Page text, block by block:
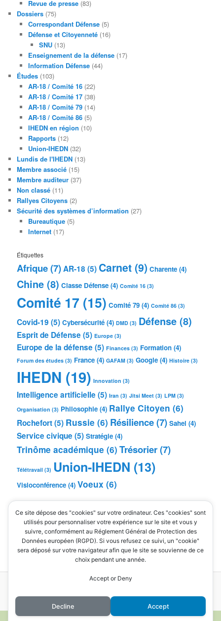
Revue de presse(83)
Dossiers (75)
Correspondant Défense(5)
Défense et Citoyenneté(16)
SNU (13)
Enseignement de la défense(17)
Information Défense(44)
Études (103)
AR-18 / Comité 16(22)
AR-18 / Comité 17(38)
AR-18 / Comité 79(14)
AR-18 / Comité 86(5)
IHEDN en région (10)
Rapports(12)
Union-IHEDN(32)
Lundis de l'IHEDN (13)
Membre associé (15)
Membre auditeur (37)
Non classé (11)
Rallyes Citoyens (2)
Sécurité des systèmes d’information (27)
Bureautique(5)
Internet(17)
Étiquettes
Afrique(7)AR-18 (5) Carnet(9) Charente (4)
Chine (8) Classe Défense (4) Comité 16 (3)
Comité 17 (15) Comité 79 (4) Comité 86 (3)
Covid-19 (5) Cybersécurité (4) DMD (3) Défense (8)
Esprit de Défense (5) Europe (3)
Europe de la défense (5) Finances (3) Formation (4)
Forum des études (3) France (4) GAFAM (3) Google (4) Histoire (3)
IHEDN (19) Innovation (3)
Intelligence artificielle (5) Iran (3) Jitsi Meet (3) LPM (3)
Organisation (3) Philosophie (4) Rallye Citoyen (6)
Rochefort(5) Russie (6) Résilience(7) Sahel (4)
Service civique (5) Stratégie (4)
Trinôme académique (6) Trésorier(7)
Télétravail (3) Union-IHEDN (13)
Visioconférence (4) Voeux (6)
MÉTA
Connexion
Flux des publications
Flux des commentaires
Site de WordPress-FR
Ce site dépose des "cookies" sur votre ordinateur. Ces "cookies" sont
utilisés pour personnaliser votre expérience sur le site et vous y
suivre, conformément au Réglement Général de Protection des
Données européen (RGPD). Si vous refusez ce suivi, un "cookie"
sera déposé sur votre navigateur afin que le site se souvienne de ce
choix pendant une année.
Accept or Deny
Decline Accept